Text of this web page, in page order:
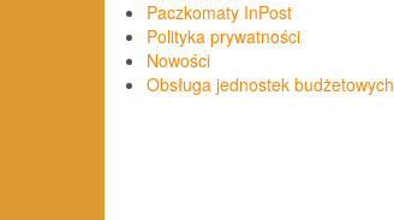
Paczkomaty InPost
Polityka prywatności
Nowości
Obsługa jednostek budżetowych